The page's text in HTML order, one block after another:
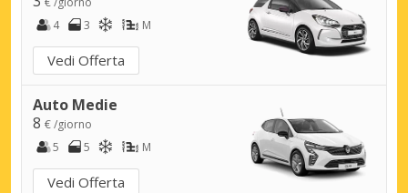
4
3 M
Vedi Offerta
Auto Medie
8 € /giorno
5
5 M
Vedi Offerta